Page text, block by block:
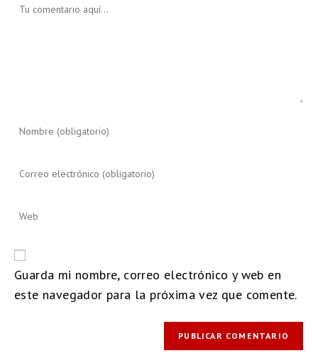
Guarda mi nombre, correo electrónico y web en
este navegador para la próxima vez que comente.